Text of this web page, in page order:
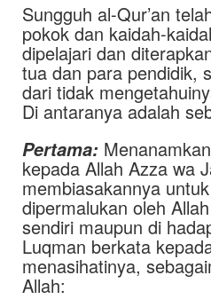
Sungguh al-Qur’an
pokok dan kaidah-
dipelajari dan
tua dan para pendidik,
dari tidak
Di antaranya adalah
Pertama:
kepada Allah Azza wa
membiasakannya
dipermalukan oleh
sendiri maupun di
Luqman berkata
menasihatinya,
Allah: